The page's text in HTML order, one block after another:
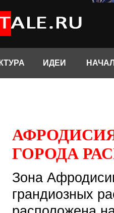
ИДЕИ
ГОРОДА
Зона
грандиозных